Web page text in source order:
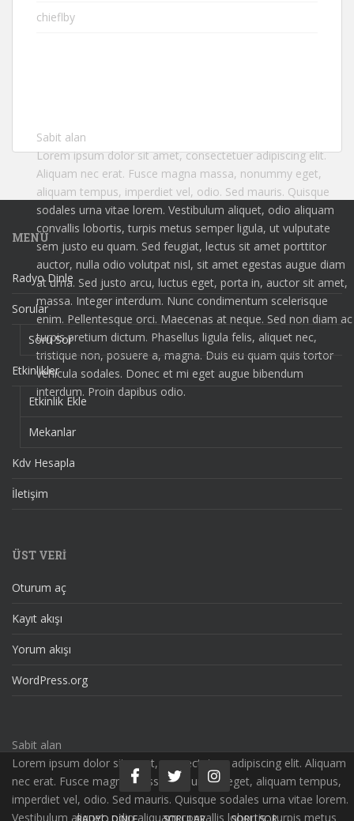
chieflby
Sabit alan
Lorem ipsum dolor sit amet, consectetuer adipiscing elit.
Aliquam nec erat. Fusce magna massa, nonummy eget,
aliquam tempus, imperdiet vel, odio. Sed mauris. Quisque
sodales urna vitae lorem. Vestibulum aliquet, odio aliquam
convallis lobortis, turpis metus semper ligula, ut vulputate
sem justo eu quam. Sed feugiat, lectus sit amet porttitor
auctor, nulla odio volutpat nisl, sit amet egestas augue diam
at urna. Sed justo arcu, luctus eget, porta in, auctor sit amet,
massa. Integer interdum. Nunc condimentum scelerisque
enim. Pellentesque orci. Maecenas at neque. Sed non diam ac
turpis pretium dictum. Phasellus ligula felis, aliquet nec,
tristique non, posuere a, magna. Duis eu quam quis tortor
vehicula sodales. Donec et mi eget augue bibendum
interdum. Proin dapibus odio.
MENÜ
Radyo Dinle
Sorular
Soru Sor
Etkinlikler
Etkinlik Ekle
Mekanlar
Kdv Hesapla
İletişim
ÜST VERI
Oturum aç
Kayıt akışı
Yorum akışı
WordPress.org
Sabit alan
Lorem ipsum dolor sit amet, consectetuer adipiscing elit. Aliquam
nec erat. Fusce magna massa, nonummy eget, aliquam tempus,
imperdiet vel, odio. Sed mauris. Quisque sodales urna vitae lorem.
Vestibulum aliquet, odio aliquam convallis lobortis, turpis metus